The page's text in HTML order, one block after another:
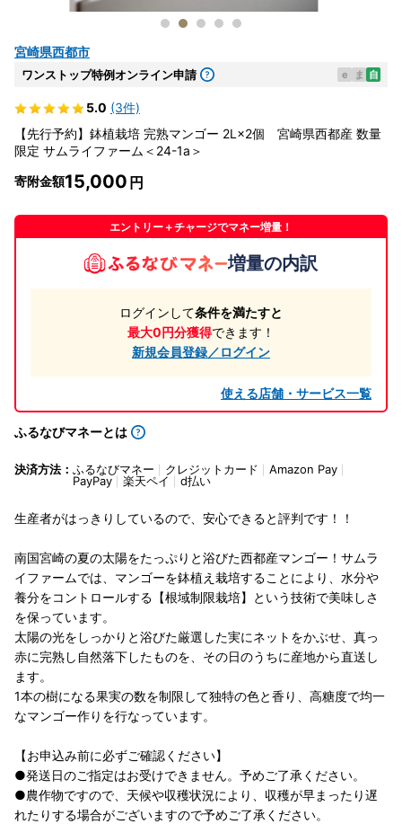
宮崎県西都市
ワンストップ特例オンライン申請 e ま 自
5.0 (3件)
【先行予約】鉢植栽培 完熟マンゴー 2L×2個 宮崎県西都産 数量
限定 サムライファーム＜24-1a＞
寄附金額15,000
エントリー＋チャージでマネー増量！
増量の内訳
ログインして条件を満たすと
最大0円分獲得できます！
新規会員登録／ログイン
使える店舗・サービス一覧
ふるなびマネーとは
決済方法： ふるなびマネー クレジットカード
Amazon Pay
PayPay
楽天ペイ d払い
生産者がはっきりしているので、安心できると評判です！！
南国宮崎の夏の太陽をたっぷりと浴びた西都産マンゴー！サムラ
イファームでは、マンゴーを鉢植え栽培することにより、水分や
養分をコントロールする【根域制限栽培】という技術で美味しさ
を保っています。
太陽の光をしっかりと浴びた厳選した実にネットをかぶせ、真っ
赤に完熟し自然落下したものを、その日のうちに産地から直送し
ます。
1本の樹になる果実の数を制限して独特の色と香り、高糖度で均一
なマンゴー作りを行なっています。
【お申込み前に必ずご確認ください】
●発送日のご指定はお受けできません。予めご了承ください。
●農作物ですので、天候や収穫状況により、収穫が早まったり遅
れたりする場合がございますので予めご了承ください。